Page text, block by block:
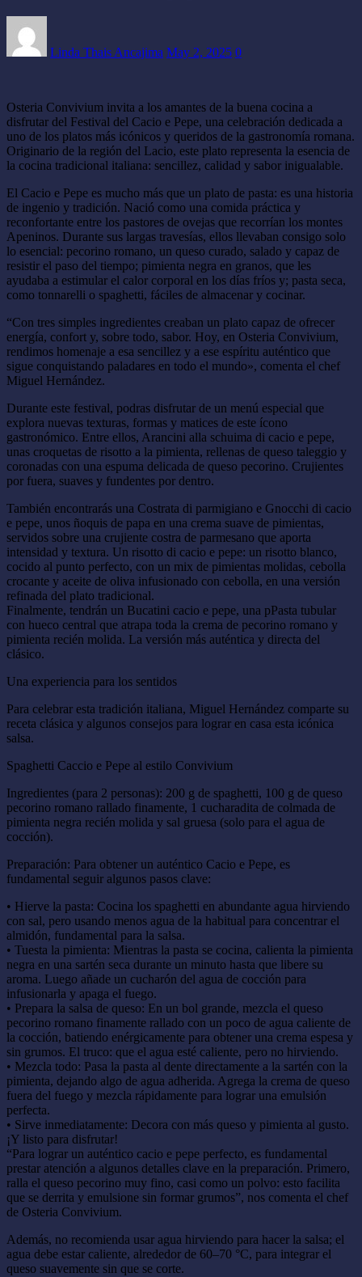
Linda Thais Ancajima May 2, 2025 0
Osteria Convivium invita a los amantes de la buena cocina a
disfrutar del Festival del Cacio e Pepe, una celebración dedicada a
uno de los platos más icónicos y queridos de la gastronomía romana.
Originario de la región del Lacio, este plato representa la esencia de
la cocina tradicional italiana: sencillez, calidad y sabor inigualable.
El Cacio e Pepe es mucho más que un plato de pasta: es una historia
de ingenio y tradición. Nació como una comida práctica y
reconfortante entre los pastores de ovejas que recorrían los montes
Apeninos. Durante sus largas travesías, ellos llevaban consigo solo
lo esencial: pecorino romano, un queso curado, salado y capaz de
resistir el paso del tiempo; pimienta negra en granos, que les
ayudaba a estimular el calor corporal en los días fríos y; pasta seca,
como tonnarelli o spaghetti, fáciles de almacenar y cocinar.
“Con tres simples ingredientes creaban un plato capaz de ofrecer
energía, confort y, sobre todo, sabor. Hoy, en Osteria Convivium,
rendimos homenaje a esa sencillez y a ese espíritu auténtico que
sigue conquistando paladares en todo el mundo», comenta el chef
Miguel Hernández.
Durante este festival, podras disfrutar de un menú especial que
explora nuevas texturas, formas y matices de este ícono
gastronómico. Entre ellos, Arancini alla schuima di cacio e pepe,
unas croquetas de risotto a la pimienta, rellenas de queso taleggio y
coronadas con una espuma delicada de queso pecorino. Crujientes
por fuera, suaves y fundentes por dentro.
También encontrarás una Costrata di parmigiano e Gnocchi di cacio
e pepe, unos ñoquis de papa en una crema suave de pimientas,
servidos sobre una crujiente costra de parmesano que aporta
intensidad y textura. Un risotto di cacio e pepe: un risotto blanco,
cocido al punto perfecto, con un mix de pimientas molidas, cebolla
crocante y aceite de oliva infusionado con cebolla, en una versión
refinada del plato tradicional.
Finalmente, tendrán un Bucatini cacio e pepe, una pPasta tubular
con hueco central que atrapa toda la crema de pecorino romano y
pimienta recién molida. La versión más auténtica y directa del
clásico.
Una experiencia para los sentidos
Para celebrar esta tradición italiana, Miguel Hernández comparte su
receta clásica y algunos consejos para lograr en casa esta icónica
salsa.
Spaghetti Caccio e Pepe al estilo Convivium
Ingredientes (para 2 personas): 200 g de spaghetti, 100 g de queso
pecorino romano rallado finamente, 1 cucharadita de colmada de
pimienta negra recién molida y sal gruesa (solo para el agua de
cocción).
Preparación: Para obtener un auténtico Cacio e Pepe, es
fundamental seguir algunos pasos clave:
• Hierve la pasta: Cocina los spaghetti en abundante agua hirviendo
con sal, pero usando menos agua de la habitual para concentrar el
almidón, fundamental para la salsa.
• Tuesta la pimienta: Mientras la pasta se cocina, calienta la pimienta
negra en una sartén seca durante un minuto hasta que libere su
aroma. Luego añade un cucharón del agua de cocción para
infusionarla y apaga el fuego.
• Prepara la salsa de queso: En un bol grande, mezcla el queso
pecorino romano finamente rallado con un poco de agua caliente de
la cocción, batiendo enérgicamente para obtener una crema espesa y
sin grumos. El truco: que el agua esté caliente, pero no hirviendo.
• Mezcla todo: Pasa la pasta al dente directamente a la sartén con la
pimienta, dejando algo de agua adherida. Agrega la crema de queso
fuera del fuego y mezcla rápidamente para lograr una emulsión
perfecta.
• Sirve inmediatamente: Decora con más queso y pimienta al gusto.
¡Y listo para disfrutar!
“Para lograr un auténtico cacio e pepe perfecto, es fundamental
prestar atención a algunos detalles clave en la preparación. Primero,
ralla el queso pecorino muy fino, casi como un polvo: esto facilita
que se derrita y emulsione sin formar grumos”, nos comenta el chef
de Osteria Convivium.
Además, no recomienda usar agua hirviendo para hacer la salsa; el
agua debe estar caliente, alrededor de 60–70 °C, para integrar el
queso suavemente sin que se corte.